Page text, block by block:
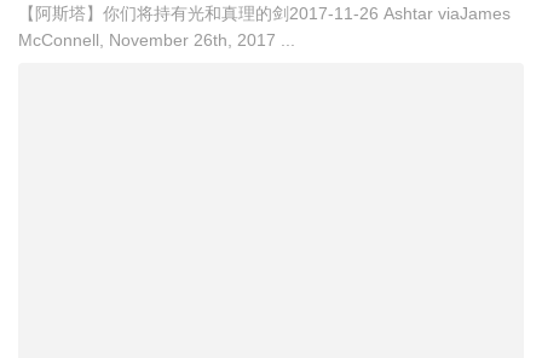
【阿斯塔】你们将持有光和真理的剑2017-11-26 Ashtar viaJames
McConnell, November 26th, 2017 ...